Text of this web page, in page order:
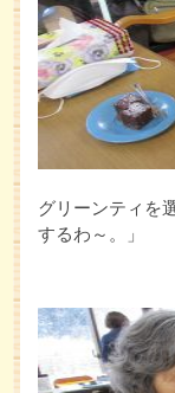
グリーンティを
するわ～。」